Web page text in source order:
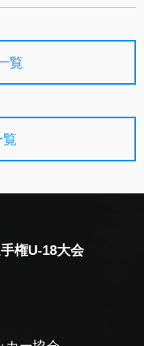
覧
覧
権U-18大会